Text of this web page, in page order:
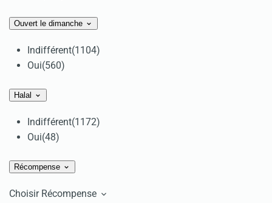
Ouvert le dimanche
Indifférent(1104)
Oui(560)
Halal
Indifférent(1172)
Oui(48)
Récompense
Choisir Récompense